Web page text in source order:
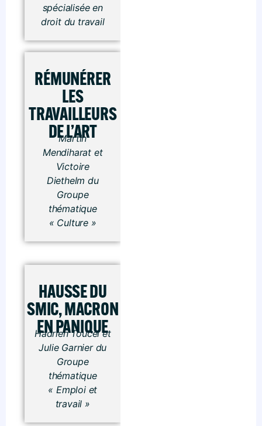
spécialisée en
droit du travail
RÉMUNÉRER
LES
TRAVAILLEURS
DE L’ART
Martin
Mendiharat et
Victoire
Diethelm du
Groupe
thématique
« Culture »
HAUSSE DU
SMIC, MACRON
EN PANIQUE
Hadrien Toucel et
Julie Garnier du
Groupe
thématique
« Emploi et
travail »